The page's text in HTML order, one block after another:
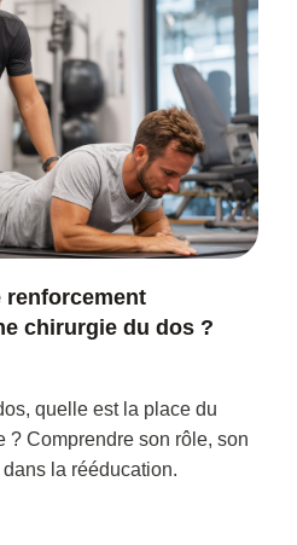
renforcement
chirurgie du dos ?
quelle est la place du
? Comprendre son rôle, son
la rééducation.